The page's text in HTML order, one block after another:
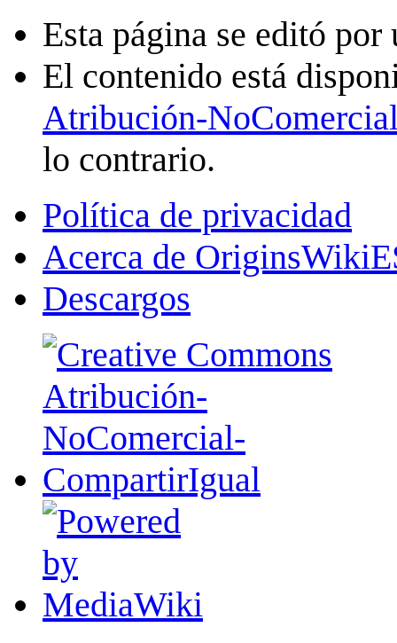
Esta página se editó
El contenido está
Atribución-
lo contrario.
Política de privacidad
Acerca de
Descargos